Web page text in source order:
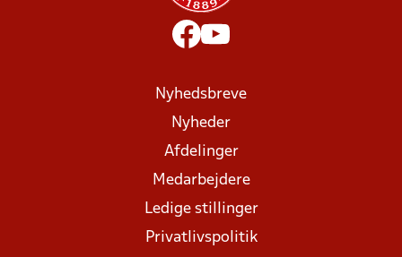
Nyhedsbreve
Nyheder
Afdelinger
Medarbejdere
Ledige stillinger
Privatlivspolitik